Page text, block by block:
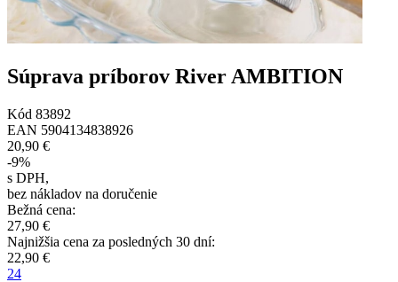
Súprava príborov River AMBITION
Kód 83892
EAN 5904134838926
20,90 €
-9%
s DPH,
bez nákladov na doručenie
Bežná cena:
27,90 €
Najnižšia cena za posledných 30 dní:
22,90 €
24